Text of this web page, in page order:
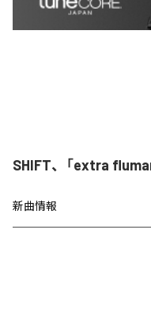
SHIFT、「extra
新曲情報